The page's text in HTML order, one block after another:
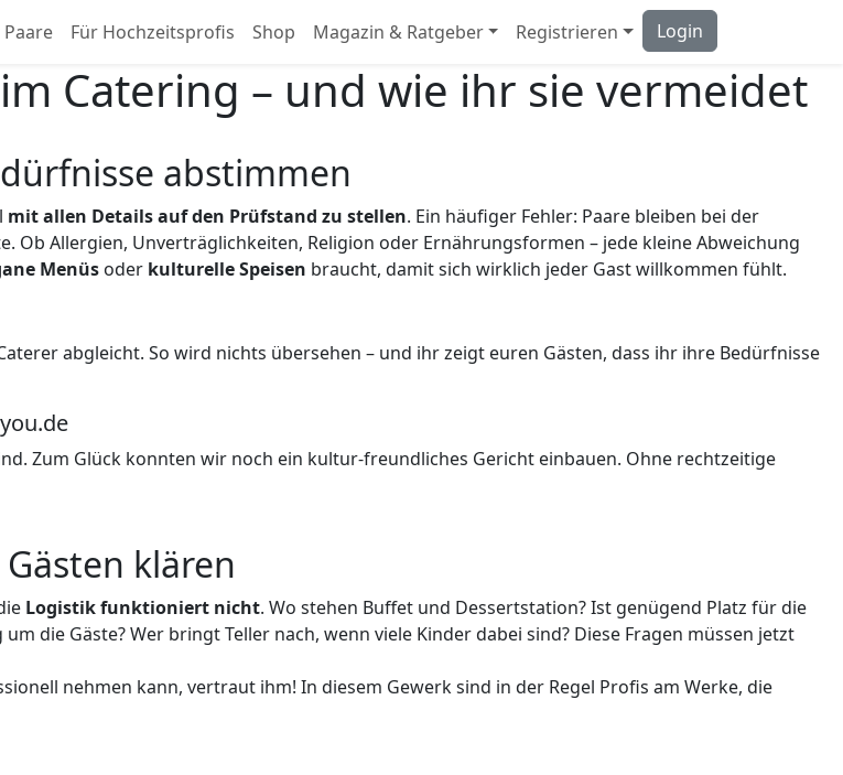
Paare Für Hochzeitsprofis Shop Magazin & Ratgeber Registrieren Login
Catering – und wie ihr sie vermeidet
abstimmen
mit allen Details auf den Prüfstand zu stellen. Ein häufiger Fehler: Paare bleiben bei der
Ob Allergien, Unverträglichkeiten, Religion oder Ernährungsformen – jede kleine Abweichung
Menüs oder kulturelle Speisen braucht, damit sich wirklich jeder Gast willkommen fühlt.
abgleicht. So wird nichts übersehen – und ihr zeigt euren Gästen, dass ihr ihre Bedürfnisse
Zum Glück konnten wir noch ein kultur-freundliches Gericht einbauen. Ohne rechtzeitige
klären
Logistik funktioniert nicht. Wo stehen Buffet und Dessertstation? Ist genügend Platz für die
die Gäste? Wer bringt Teller nach, wenn viele Kinder dabei sind? Diese Fragen müssen jetzt
nehmen kann, vertraut ihm! In diesem Gewerk sind in der Regel Profis am Werke, die